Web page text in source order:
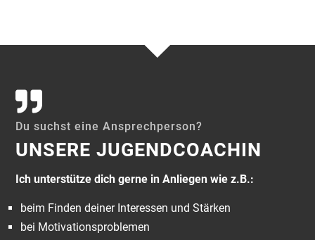
Du suchst eine Ansprechperson?
UNSERE JUGENDCOACHIN
Ich unterstütze dich gerne in Anliegen wie z.B.:
beim Finden deiner Interessen und Stärken
bei Motivationsproblemen